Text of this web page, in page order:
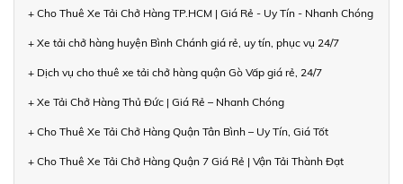
+ Cho Thuê Xe Tải Chở Hàng TP.HCM | Giá Rẻ - Uy Tín - Nhanh Chóng
+ Xe tải chở hàng huyện Bình Chánh giá rẻ, uy tín, phục vụ 24/7
+ Dịch vụ cho thuê xe tải chở hàng quận Gò Vấp giá rẻ, 24/7
+ Xe Tải Chở Hàng Thủ Đức | Giá Rẻ – Nhanh Chóng
+ Cho Thuê Xe Tải Chở Hàng Quận Tân Bình – Uy Tín, Giá Tốt
+ Cho Thuê Xe Tải Chở Hàng Quận 7 Giá Rẻ | Vận Tải Thành Đạt